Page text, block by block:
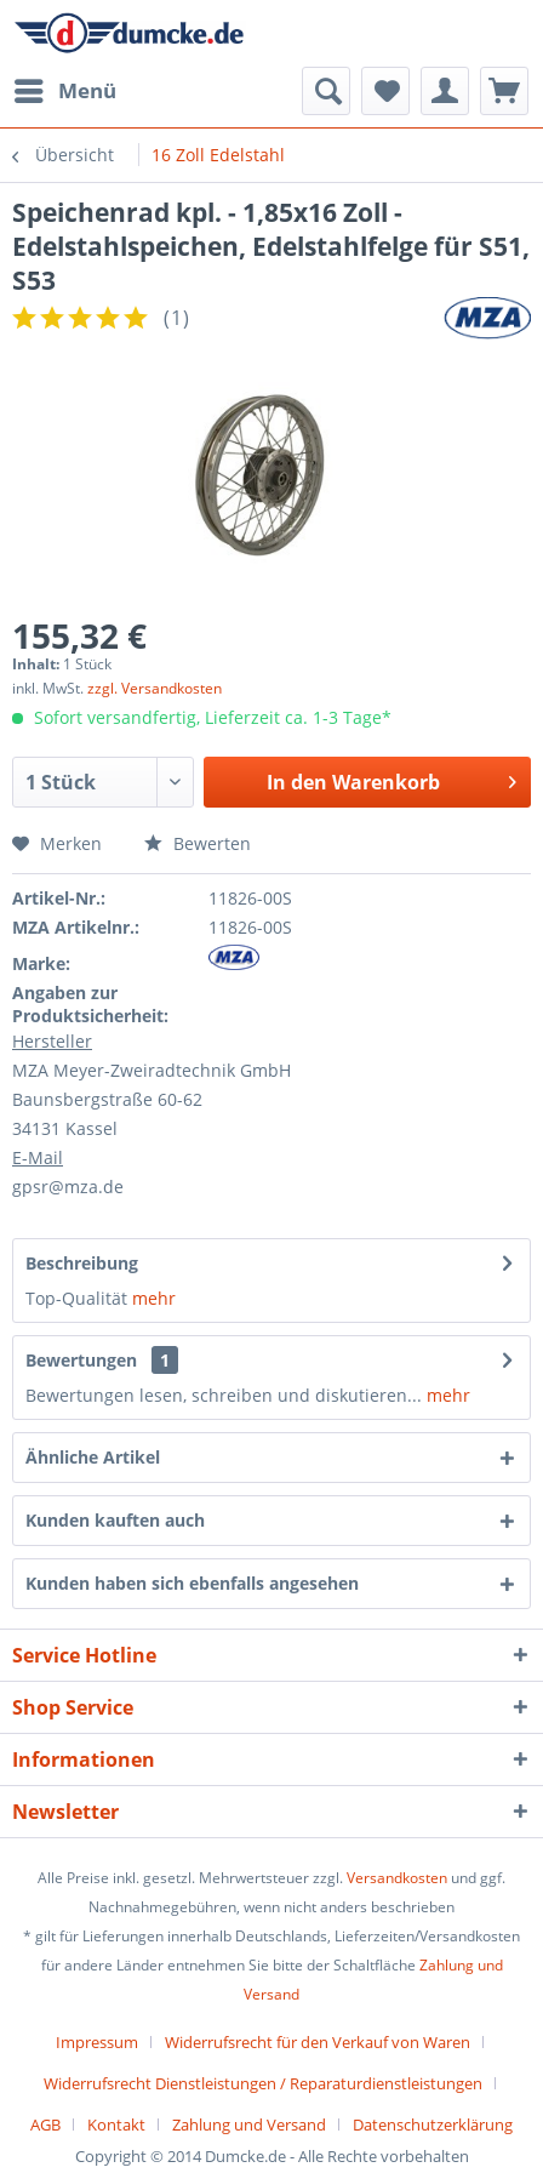
Menü
Übersicht 16 Zoll Edelstahl
Speichenrad kpl. - 1,85x16 Zoll -
Edelstahlspeichen, Edelstahlfelge für S51,
S53
(1)
155,32 €
Inhalt: 1 Stück
inkl. MwSt.zzgl. Versandkosten
Sofort versandfertig, Lieferzeit ca. 1-3 Tage*
In den Warenkorb
Merken Bewerten
Artikel-Nr.:
11826-00S
MZA Artikelnr.:
11826-00S
Marke:
Angaben zur
Produktsicherheit:
Hersteller
MZA Meyer-Zweiradtechnik GmbH
Baunsbergstraße 60-62
34131 Kassel
E-Mail
gpsr@mza.de
Beschreibung
Top-Qualität mehr
Bewertungen
1
Bewertungen lesen, schreiben und diskutieren... mehr
Ähnliche Artikel
Kunden kauften auch
Kunden haben sich ebenfalls angesehen
Service Hotline
Shop Service
Informationen
Newsletter
Alle Preise inkl. gesetzl. Mehrwertsteuer zzgl.Versandkosten und ggf.
Nachnahmegebühren, wenn nicht anders beschrieben
* gilt für Lieferungen innerhalb Deutschlands, Lieferzeiten/Versandkosten
für andere Länder entnehmen Sie bitte der Schaltfläche Zahlung und
Versand
Impressum
Widerrufsrecht für den Verkauf von Waren
Widerrufsrecht Dienstleistungen / Reparaturdienstleistungen
AGB
Kontakt Zahlung und Versand
Datenschutzerklärung
Copyright © 2014 Dumcke.de - Alle Rechte vorbehalten